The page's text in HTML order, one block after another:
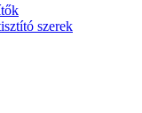
szerek